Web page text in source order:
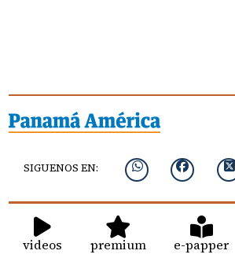
SIGUENOS EN:
videos premium e-papper